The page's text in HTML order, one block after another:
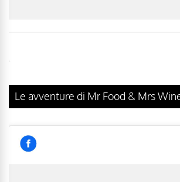
Le avventure di Mr Food & Mrs